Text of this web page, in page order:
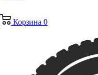
Корзина 0